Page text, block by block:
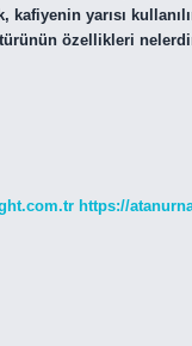
kafiyenin yarısı
özellikleri
https://